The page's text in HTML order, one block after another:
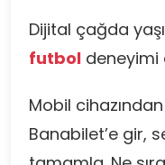
Dijital çağda
futbol deneyimi
Mobil
Banabilet’e gir,